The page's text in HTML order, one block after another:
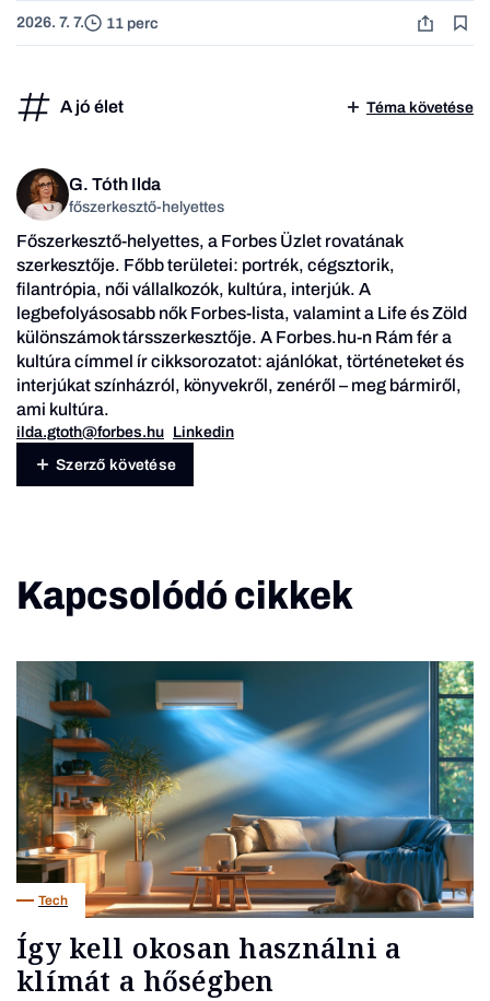
2026. 7. 7. 11 perc
A jó élet Téma követése
G. Tóth Ilda
főszerkesztő-helyettes
Főszerkesztő-helyettes, a Forbes Üzlet rovatának
szerkesztője. Főbb területei: portrék, cégsztorik,
filantrópia, női vállalkozók, kultúra, interjúk. A
legbefolyásosabb nők Forbes-lista, valamint a Life és Zöld
különszámok társszerkesztője. A Forbes.hu-n Rám fér a
kultúracímmel ír cikksorozatot: ajánlókat, történeteket és
interjúkat színházról, könyvekről, zenéről – meg bármiről,
ami kultúra.
ilda.gtoth@forbes.hu Linkedin
Szerző követése
Kapcsolódó cikkek
Tech
Így kell okosan használni a
klímát a hőségben